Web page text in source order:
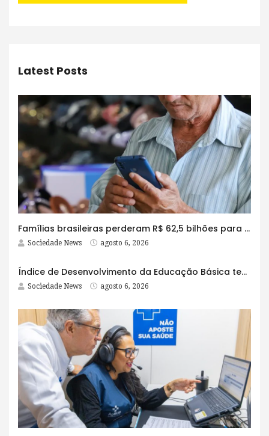
Latest Posts
Famílias brasileiras perderam R$ 62,5 bilhões para bets em 2025
Sociedade News agosto 6, 2026
Índice de Desenvolvimento da Educação Básica tem elevação em todas as etapas
Sociedade News agosto 6, 2026